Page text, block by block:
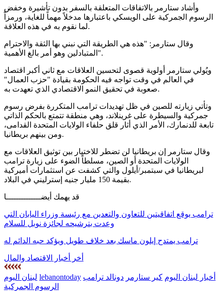
وأشاد ستارمر بالاتفاقات المتعلقة بالسفر بدون تأشيرة وخفض
الرسوم الجمركية على الويسكي باعتبارها مدخلاً مهماً للغاية، ورمزاً
لما نقوم به في هذه العلاقة.
وقال ستارمر: "هذه هي الطريقة التي نبني بها الثقة والاحترام
المتبادلين وهو أمر بالغ الأهمية".
ويُولي ستارمر أولوية قصوى لتحسين العلاقات مع ثاني أكبر اقتصاد
في العالم في وقت تواجه فيه الحكومة بقيادة "حزب العمال"
صعوبة في تحقيق النمو الاقتصادي الذي تعهدت به.
وتأتي زيارته للصين في ظل تهديدات ترامب المتكررة بفرض رسوم
جمركية والسيطرة على غرينلاند، وهي منطقة تتمتع بالحكم الذاتي
تابعة للدنمارك، الأمر الذي أثار قلق حلفاء الولايات المتحدة القدامى،
ومن بينهم بريطانيا.
وقال ستارمر إن بريطانيا لن تضطر للاختيار بين توثيق العلاقات مع
الولايات المتحدة أو الصين، مسلطاً الضوء على زيارة ترامب
لبريطانيا في سبتمبر/أيلول والتي كشفت عن استثمارات أميركية
بقيمة 150 مليار جنيه إسترليني في البلاد.
قد يهمك أيضــــــــــــــا
ترامب يوقع اتفاقيتين للتعاون والتعدين مع رئيسة وزراء اليابان التي
وعدت بترشيحه لجائزة نوبل للسلام
ترامب يمتدح إيلون ماسك بعد خلاف طويل ويؤكد حبه الدائم له
أخر أخبار الاقتصاد والمال
لبنان اليوم lebanontoday أخبار لبنان اليوم كير ستارمر دونالد ترامب
الرسوم الجمركية